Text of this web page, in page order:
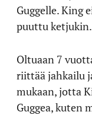
Guggelle. King
puuttu ketjukin.
Oltuaan 7
riittää jahkailu
mukaan, jotta
Guggea, kuten